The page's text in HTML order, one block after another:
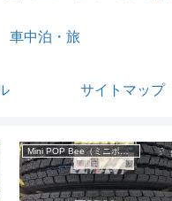
車中泊・旅
サイトマップ
Mini POP Bee（ミニポップビー）